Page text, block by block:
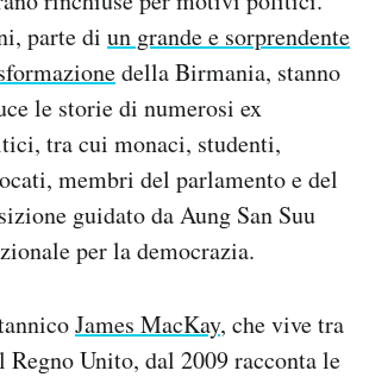
parte di un grande e sorprendente
della Birmania, stanno
le storie di numerosi ex
tra cui monaci, studenti,
membri del parlamento e del
guidato da Aung San Suu
per la democrazia.
James MacKay, che vive tra
Unito, dal 2009 racconta le